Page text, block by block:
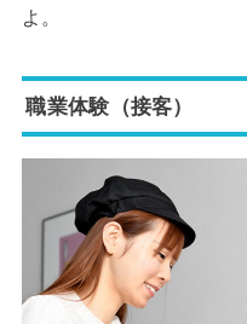
よ。
職業体験（接客）